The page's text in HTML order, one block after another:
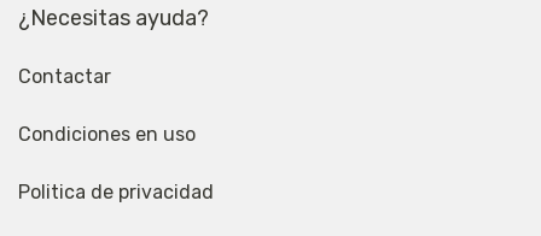
¿Necesitas ayuda?
Contactar
Condiciones en uso
Politica de privacidad